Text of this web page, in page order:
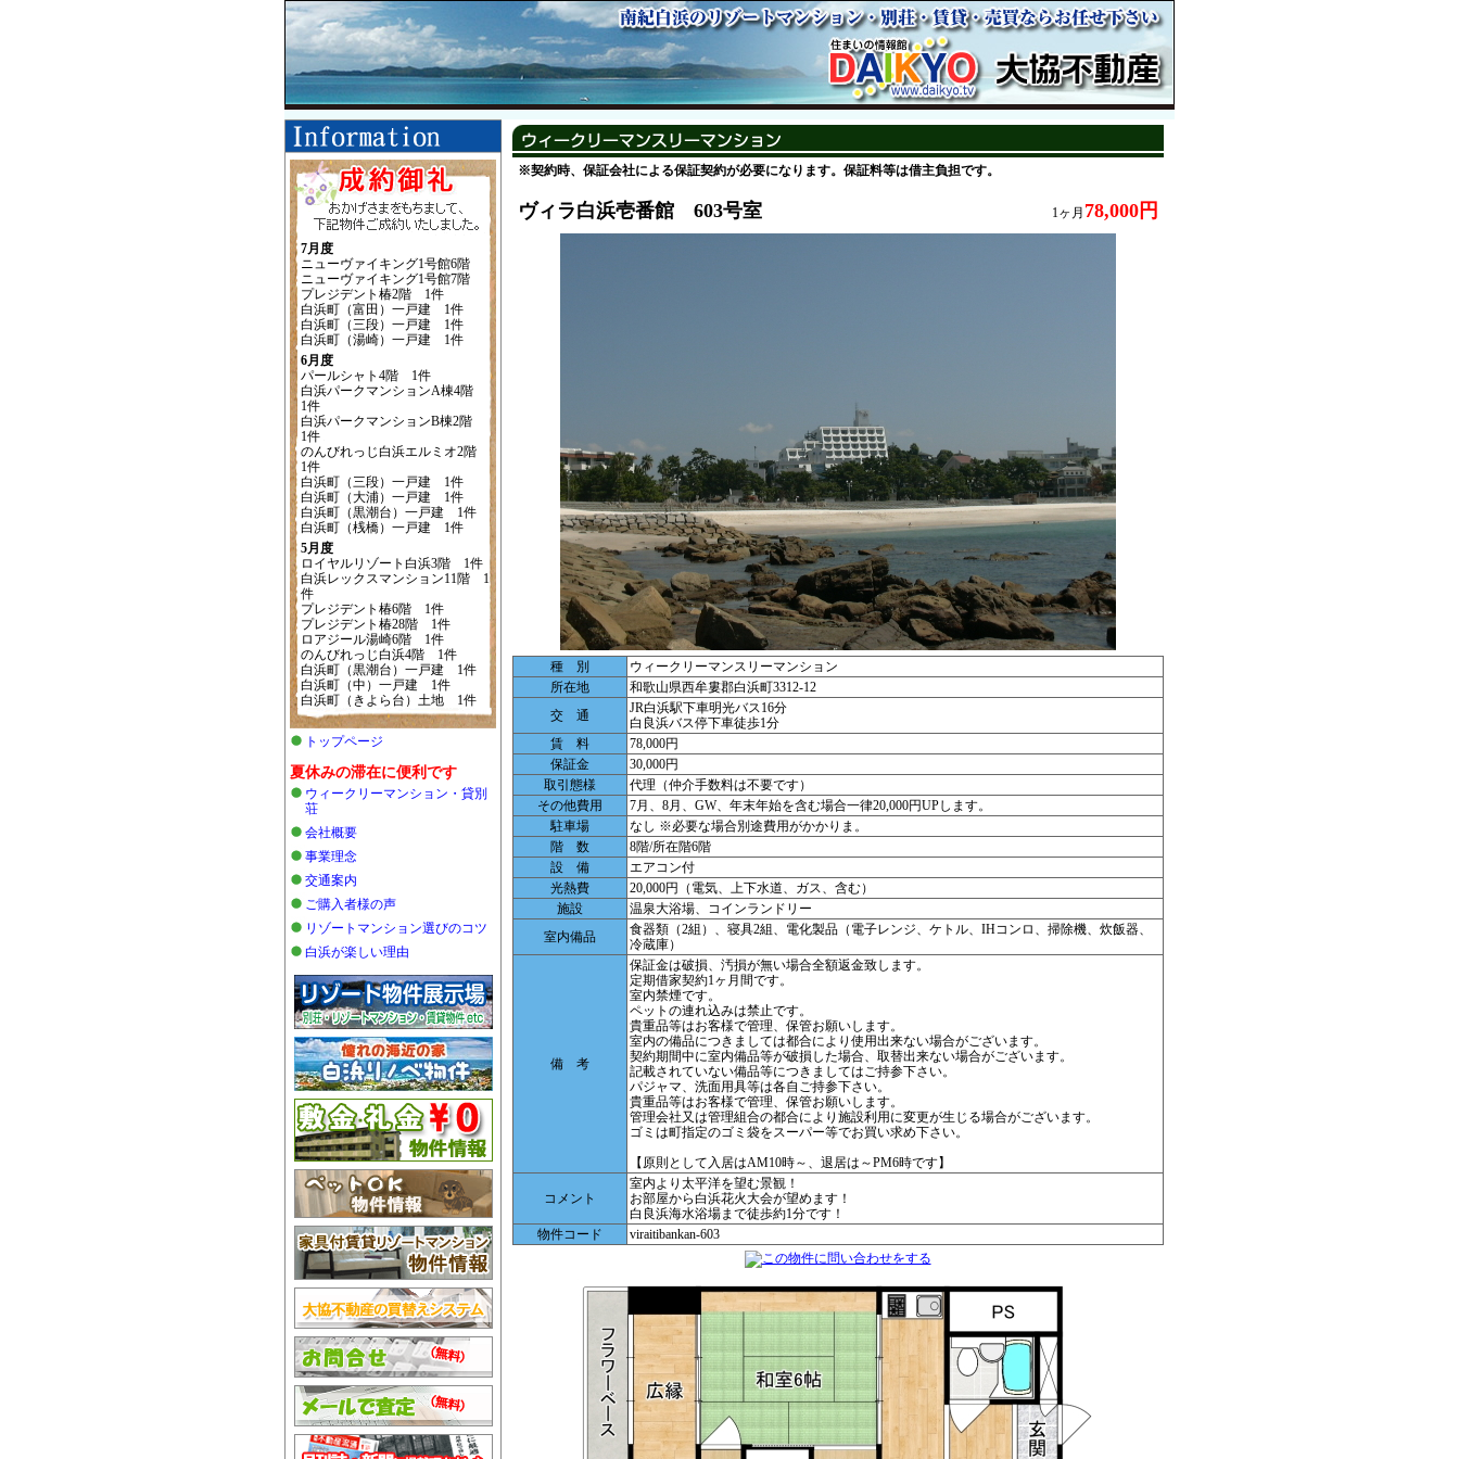
※契約時、保証会社による保証契約が必要になります。保証料等は借主負担です。
ヴィラ白浜壱番館 603号室 1ヶ月 78,000円
種 別
ウィークリーマンスリーマンション
所在地
和歌山県西牟婁郡白浜町3312-12
交 通
JR白浜駅下車明光バス16分
白良浜バス停下車徒歩1分
賃 料
78,000円
保証金
30,000円
取引態様
代理（仲介手数料は不要です）
その他費用
7月、8月、GW、年末年始を含む場合一律20,000円UPします。
駐車場
なし ※必要な場合別途費用がかかりま。
階 数
8階/所在階6階
設 備
エアコン付
光熱費
20,000円（電気、上下水道、ガス、含む）
施設
温泉大浴場、コインランドリー
室内備品
食器類（2組）、寝具2組、電化製品（電子レンジ、ケトル、IHコンロ、掃除機、炊飯器、
冷蔵庫）
備 考
保証金は破損、汚損が無い場合全額返金致します。
定期借家契約1ヶ月間です。
室内禁煙です。
ペットの連れ込みは禁止です。
貴重品等はお客様で管理、保管お願いします。
室内の備品につきましては都合により使用出来ない場合がございます。
契約期間中に室内備品等が破損した場合、取替出来ない場合がございます。
記載されていない備品等につきましてはご持参下さい。
パジャマ、洗面用具等は各自ご持参下さい。
貴重品等はお客様で管理、保管お願いします。
管理会社又は管理組合の都合により施設利用に変更が生じる場合がございます。
ゴミは町指定のゴミ袋をスーパー等でお買い求め下さい。
【原則として入居はAM10時～、退居は～PM6時です】
コメント
室内より太平洋を望む景観！
お部屋から白浜花火大会が望めます！
白良浜海水浴場まで徒歩約1分です！
物件コード
viraitibankan-603
7月度
ニューヴァイキング1号館6階
ニューヴァイキング1号館7階
プレジデント椿2階 1件
白浜町（富田）一戸建 1件
白浜町（三段）一戸建 1件
白浜町（湯崎）一戸建 1件
6月度
パールシャト4階 1件
白浜パークマンションA棟4階
1件
白浜パークマンションB棟2階
1件
のんびれっじ白浜エルミオ2階
1件
白浜町（三段）一戸建 1件
白浜町（大浦）一戸建 1件
白浜町（黒潮台）一戸建 1件
白浜町（桟橋）一戸建 1件
5月度
ロイヤルリゾート白浜3階 1件
白浜レックスマンション11階 1
件
プレジデント椿6階 1件
プレジデント椿28階 1件
ロアジール湯崎6階 1件
のんびれっじ白浜4階 1件
白浜町（黒潮台）一戸建 1件
白浜町（中）一戸建 1件
白浜町（きよら台）土地 1件
トップページ
夏休みの滞在に便利です
ウィークリーマンション・貸別
荘
会社概要
事業理念
交通案内
ご購入者様の声
リゾートマンション選びのコツ
白浜が楽しい理由